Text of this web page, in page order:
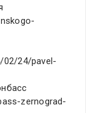
02/24/pavel-
zernograd-